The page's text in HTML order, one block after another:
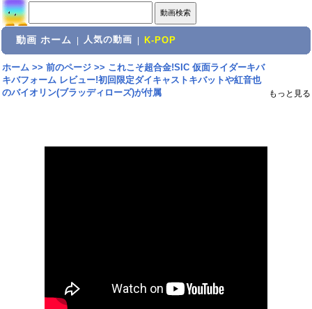
動画 ホーム 人気の動画 K-POP
ホーム>> 前のページ>> これこそ超合金!SIC 仮面ライダーキバ
キバフォーム レビュー!初回限定ダイキャストキバットや紅音也
のバイオリン(ブラッディローズ)が付属
もっと見る